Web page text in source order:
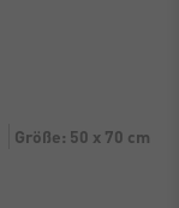
Größe: 50 x 70 cm